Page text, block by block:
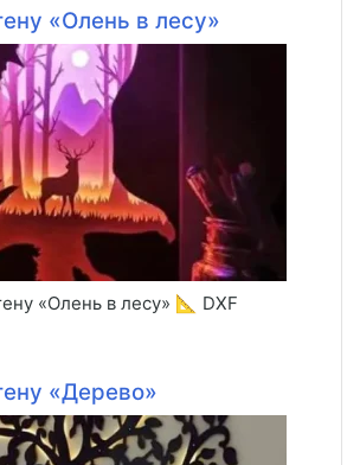
«Олень в лесу»
«Олень в лесу» 📐 DXF
«Дерево»